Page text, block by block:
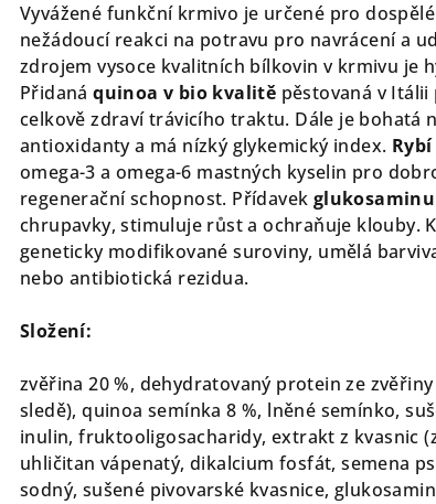
Vyvážené funkční krmivo je určené pro
nežádoucí reakci na potravu pro navrácení a
zdrojem vysoce kvalitních bílkovin v krmivu je
Přidanáquinoa v bio kvalitě pěstovaná v
celkově zdraví trávicího traktu. Dále je bohatá
antioxidanty a má nízký glykemický index.
omega-3 a omega-6 mastných kyselin pro
regenerační schopnost. Přídavek
chrupavky, stimuluje růst a ochraňuje klouby.
geneticky modifikované suroviny, umělá
nebo antibiotická rezidua.
Složení:
zvěřina 20 %, dehydratovaný protein ze
sledě), quinoa semínka 8 %, lněné semínko,
inulin, fruktooligosacharidy, extrakt z kvasnic
uhličitan vápenatý, dikalcium fosfát, semena
sodný, sušené pivovarské kvasnice,